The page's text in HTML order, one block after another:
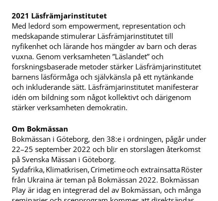
2021 Läsfrämjarinstitutet
Med ledord som empowerment, representation och
medskapande stimulerar Läsfrämjarinstitutet till
nyfikenhet och lärande hos mängder av barn och deras
vuxna. Genom verksamheten ”Läslandet” och
forskningsbaserade metoder stärker Läsfrämjarinstitutet
barnens läsförmåga och självkänsla på ett nytänkande
och inkluderande sätt. Läsfrämjarinstitutet manifesterar
idén om bildning som något kollektivt och därigenom
stärker verksamheten demokratin.
Om Bokmässan
Bokmässan i Göteborg, den 38:e i ordningen, pågår under
22–25 september 2022 och blir en storslagen återkomst
på Svenska Mässan i Göteborg.
Sydafrika, Klimatkrisen, Crimetime och extrainsatta Röster
från Ukraina är teman på Bokmässan 2022. Bokmässan
Play är idag en integrerad del av Bokmässan, och många